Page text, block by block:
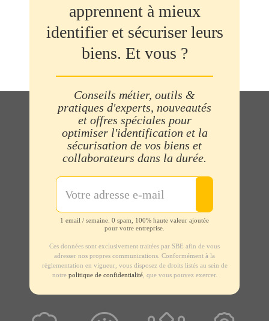
apprennent à mieux
identifier et sécuriser leurs
biens. Et vous ?
Conseils métier, outils &
pratiques d'experts, nouveautés
et offres spéciales pour
optimiser l'identification et la
sécurisation de vos biens et
collaborateurs dans la durée.
1 email / semaine. 0 spam, 100% haute valeur ajoutée
pour votre entreprise.
Ces données sont exclusivement traitées par SBE afin de vous
adresser nos propres communications. Conformément à la
règlementation en vigueur, vous disposez de droits listés au sein de
notre politique de confidentialité, que vous pouvez exercer.